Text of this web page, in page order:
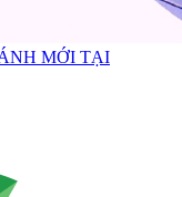
MỚI TẠI